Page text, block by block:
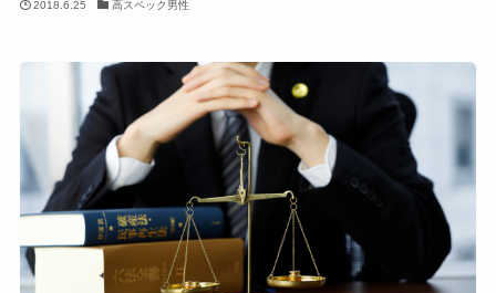
2018.6.25 高スペック男性